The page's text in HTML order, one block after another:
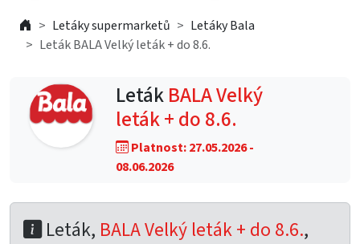
Letáky supermarketů
Letáky Bala
Leták BALA Velký leták + do 8.6.
LetákBALA Velký
leták + do 8.6.
Platnost: 27.05.2026 -
08.06.2026
Leták, BALA Velký leták + do 8.6.,